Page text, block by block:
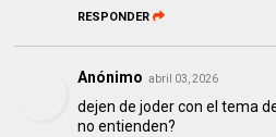
RESPONDER
Anónimo abril 03, 2026
dejen de joder con el tema
no entienden?